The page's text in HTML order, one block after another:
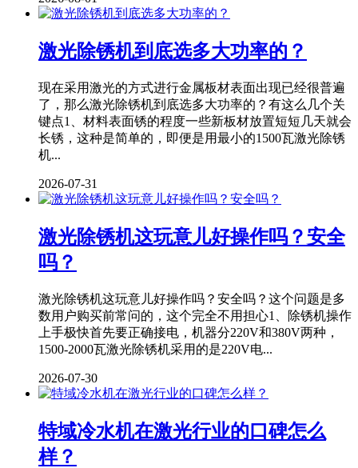
激光除锈机到底选多大功率的？
现在采用激光的方式进行金属板材表面出现已经很普遍
了，那么激光除锈机到底选多大功率的？有这么几个关
键点1、材料表面锈的程度一些新板材放置短短几天就会
长锈，这种是简单的，即便是用最小的1500瓦激光除锈
机...
2026-07-31
激光除锈机这玩意儿好操作吗？安全
吗？
激光除锈机这玩意儿好操作吗？安全吗？这个问题是多
数用户购买前常问的，这个完全不用担心1、除锈机操作
上手极快首先要正确接电，机器分220V和380V两种，
1500-2000瓦激光除锈机采用的是220V电...
2026-07-30
特域冷水机在激光行业的口碑怎么
样？